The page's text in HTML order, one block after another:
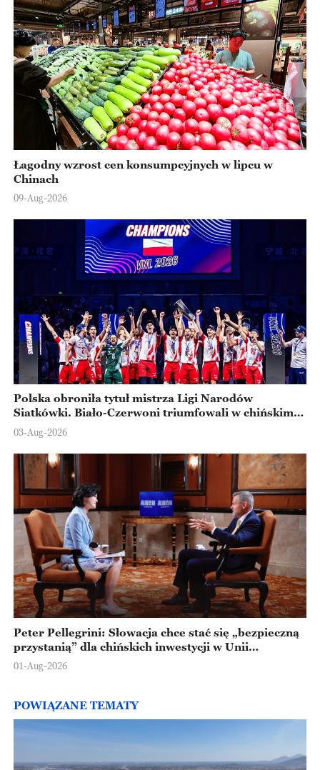
Łagodny wzrost cen konsumpcyjnych w lipcu w
Chinach
09-Aug-2026
Polska obroniła tytuł mistrza Ligi Narodów
Siatkówki. Biało-Czerwoni triumfowali w chińskim
Ningbo
03-Aug-2026
Peter Pellegrini: Słowacja chce stać się „bezpieczną
przystanią” dla chińskich inwestycji w Unii
Europejskiej
01-Aug-2026
POWIĄZANE TEMATY